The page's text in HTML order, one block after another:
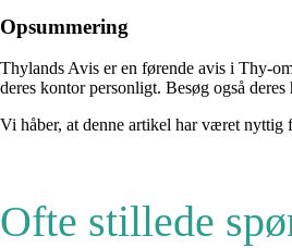
Opsummering
Thylands Avis er en førende avis i Thy-
deres kontor personligt. Besøg også
Vi håber, at denne artikel har været nyttig
Ofte stillede